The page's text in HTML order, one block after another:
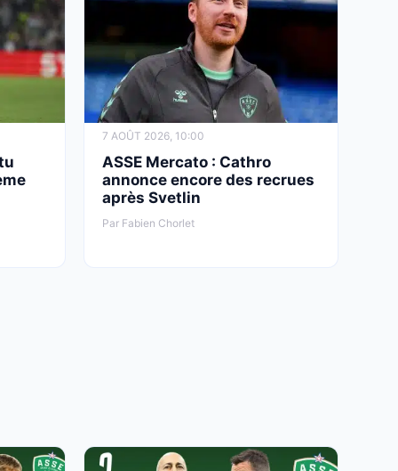
7 AOÛT 2026, 10:00
ASSE Mercato : Cathro
annonce encore des recrues
après Svetlin
Par Fabien Chorlet